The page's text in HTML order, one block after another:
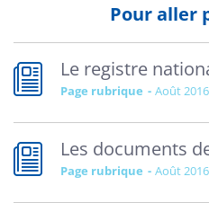
Pour aller
Le registre
Page rubrique août 2016
Les documents
Page rubrique août 2016